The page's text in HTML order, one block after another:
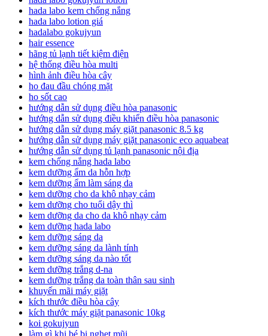
hada labo kem chống nắng
hada labo lotion giá
hadalabo gokujyun
hair essence
hãng tủ lạnh tiết kiệm điện
hệ thống điều hòa multi
hình ảnh điều hòa cây
ho đau đầu chóng mặt
ho sốt cao
hướng dẫn sử dụng điều hòa panasonic
hướng dẫn sử dụng điều khiển điều hòa panasonic
hướng dẫn sử dụng máy giặt panasonic 8.5 kg
hướng dẫn sử dụng máy giặt panasonic eco aquabeat
hướng dẫn sử dụng tủ lạnh panasonic nội địa
kem chống nắng hada labo
kem dưỡng ẩm da hỗn hợp
kem dưỡng ẩm làm sáng da
kem dưỡng cho da khô nhạy cảm
kem dưỡng cho tuổi dậy thì
kem dưỡng da cho da khô nhạy cảm
kem dưỡng hada labo
kem dưỡng sáng da
kem dưỡng sáng da lành tính
kem dưỡng sáng da nào tốt
kem dưỡng trắng d-na
kem dưỡng trắng da toàn thân sau sinh
khuyến mãi máy giặt
kích thước điều hòa cây
kích thước máy giặt panasonic 10kg
koi gokujyun